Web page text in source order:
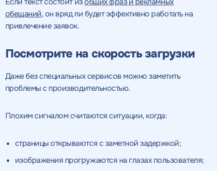
обещаний, он вряд ли будет эффективно работать на
привлечение заявок.
Посмотрите на скорость загрузки
Даже без специальных сервисов можно заметить
проблемы с производительностью.
Плохим сигналом считаются ситуации, когда:
страницы открываются с заметной задержкой;
изображения прогружаются на глазах пользователя;